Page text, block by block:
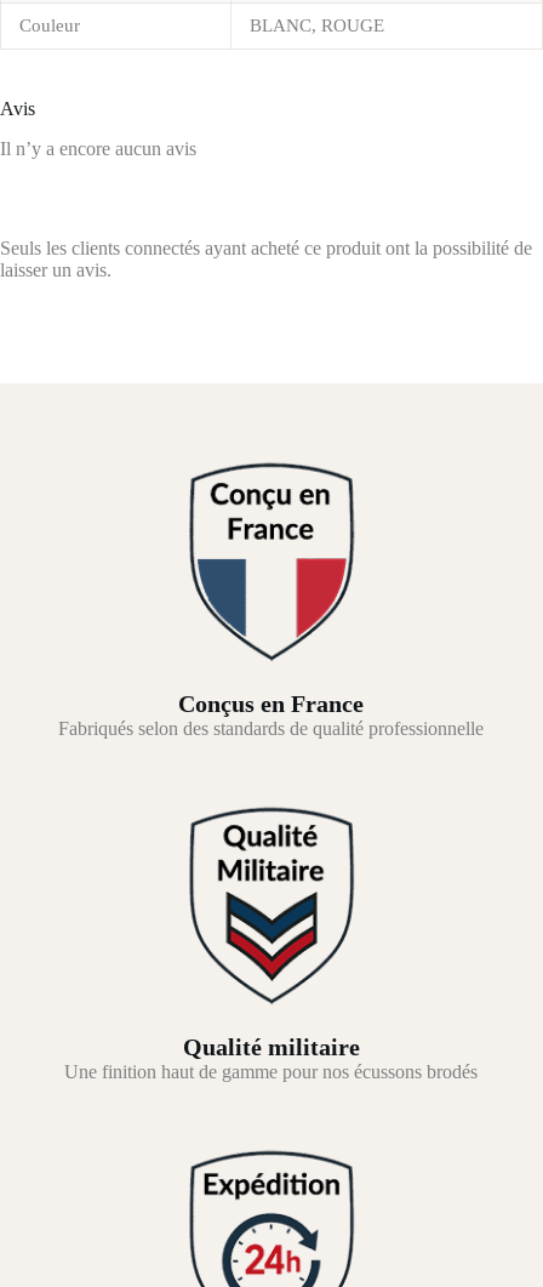
Couleur BLANC, ROUGE
Avis
Il n’y a encore aucun avis
Seuls les clients connectés ayant acheté ce produit ont la possibilité de
laisser un avis.
Conçus en France
Fabriqués selon des standards de qualité professionnelle
Qualité militaire
Une finition haut de gamme pour nos écussons brodés